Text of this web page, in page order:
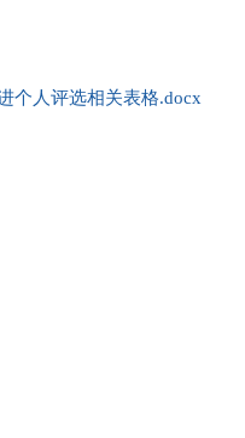
个人评选相关表格.docx